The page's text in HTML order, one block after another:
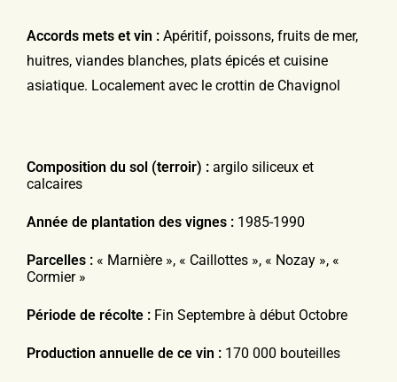
Accords mets et vin : Apéritif, poissons, fruits de mer,
huitres, viandes blanches, plats épicés et cuisine
asiatique. Localement avec le crottin de Chavignol
Composition du sol (terroir) : argilo siliceux et
calcaires
Année de plantation des vignes : 1985-1990
Parcelles : « Marnière », « Caillottes », « Nozay », «
Cormier »
Période de récolte : Fin Septembre à début Octobre
Production annuelle de ce vin : 170 000 bouteilles